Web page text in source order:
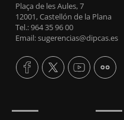
Plaça de les Aules, 7
12001, Castellón de la Plana
Tel.: 964 35 96 00
Email: sugerencias@dipcas.es